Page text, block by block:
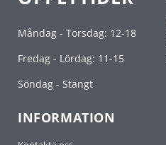
Måndag - Torsdag: 12-18
Fredag - Lördag: 11-15
Söndag - Stängt
INFORMATION